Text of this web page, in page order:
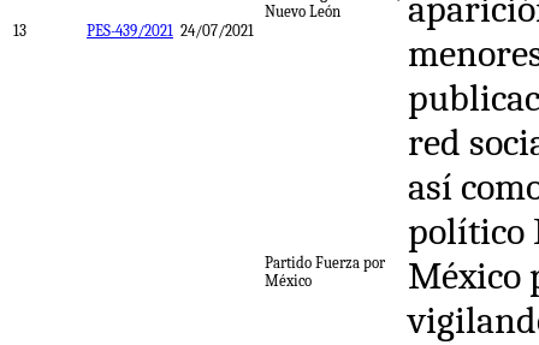
13 PES-439/2021 24/07/2021
Nuevo León
red
así
político
México
Partido Fuerza por
México